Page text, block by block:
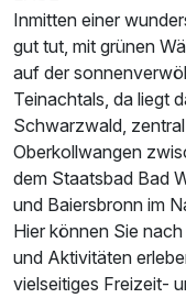
Ausstattung
Zusatznächte
Für 3 Tage
Inmitten einer
gut tut, mit grünen
auf der
Teinachtals, da liegt
Schwarzwald,
Oberkollwangen
dem Staatsbad Bad
und Baiersbronn im
Hier können Sie
und Aktivitäten
vielseitiges Freizeit-